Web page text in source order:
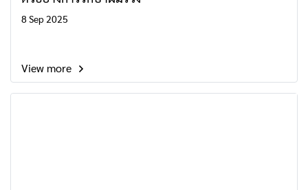
8 Sep 2025
View more